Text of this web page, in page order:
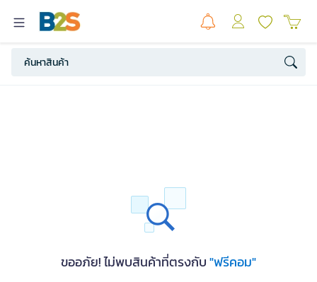
ขออภัย! ไม่พบสินค้าที่ตรงกับ"ฟรีคอม"